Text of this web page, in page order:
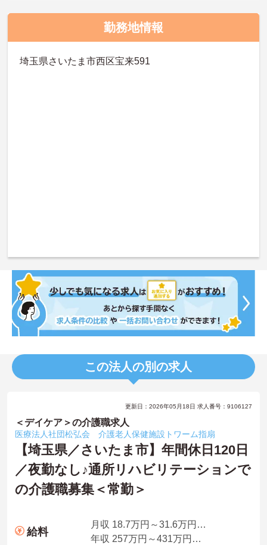
勤務地情報
埼玉県さいたま市西区宝来591
この法人の別の求人
更新日：2026年05月18日 求人番号：9106127
＜デイケア＞の介護職求人
医療法人社団松弘会 介護老人保健施設トワーム指扇
【埼玉県／さいたま市】年間休日120日
／夜勤なし♪通所リハビリテーションで
の介護職募集＜常勤＞
給料
月収 18.7万円～31.6万円程度 諸手当込
年収 257万円～431万円程度 賞与込